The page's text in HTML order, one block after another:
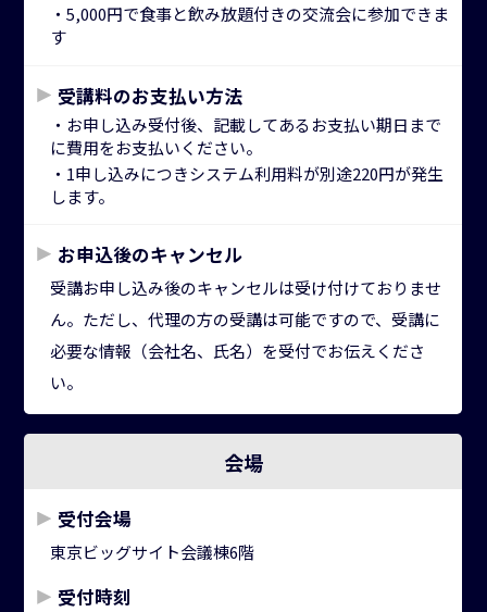
・5,000円で食事と飲み放題付きの交流会に参加できま
す
受講料のお支払い方法
・お申し込み受付後、記載してあるお支払い期日まで
に費用をお支払いください。
・1申し込みにつきシステム利用料が別途220円が発生
します。
お申込後のキャンセル
受講お申し込み後のキャンセルは受け付けておりませ
ん。 ただし、代理の⽅の受講は可能ですので、受講に
必要な情報（会社名、⽒名）を受付でお伝えくださ
い。
会場
受付会場
東京ビッグサイト会議棟6階
受付時刻